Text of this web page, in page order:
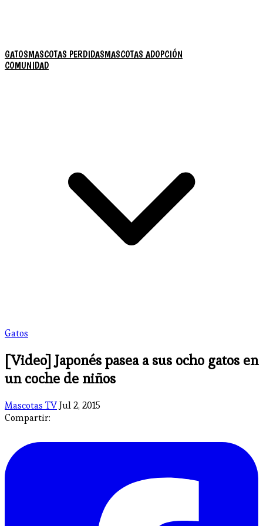
GATOSMASCOTAS PERDIDASMASCOTAS ADOPCIÓN
COMUNIDAD
Gatos
[Video] Japonés pasea a sus ocho gatos en
un coche de niños
Mascotas TVJul 2, 2015
Compartir: